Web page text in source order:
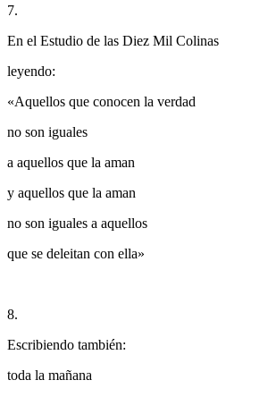
7.
En el Estudio de las Diez Mil Colinas
leyendo:
«Aquellos que conocen la verdad
no son iguales
a aquellos que la aman
y aquellos que la aman
no son iguales a aquellos
que se deleitan con ella»
8.
Escribiendo también:
toda la mañana